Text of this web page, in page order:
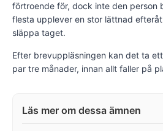
förtroende för, dock inte den person
flesta upplever en stor lättnad
släppa taget.
Efter brevuppläsningen kan det ta
par tre månader, innan allt faller på